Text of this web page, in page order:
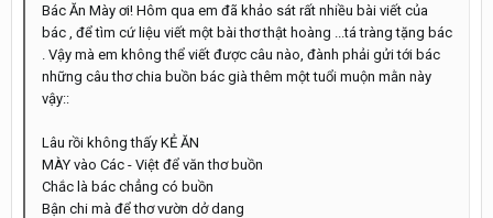
Bác Ăn Mày ơi! Hôm qua em đã khảo sát rất nhiều bài viết của
bác , để tìm cứ liệu viết một bài thơ thật hoàng ...tá tràng tặng bác
. Vậy mà em không thể viết được câu nào, đành phải gửi tới bác
những câu thơ chia buồn bác già thêm một tuổi muộn mằn này
vậy::
Lâu rồi không thấy KẺ ĂN
MÀY vào Các - Việt để văn thơ buồn
Chắc là bác chẳng có buồn
Bận chi mà để thơ vườn dở dang